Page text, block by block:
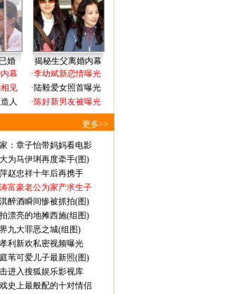
婚
揭秘生父离婚内幕
幕
见
人
·李幼斌新恋情曝光
·陆毅爱女照首曝光
·陈好新男友被曝光
更多>>
：章子怡带妈妈看电影
为马伊琍再度牵手(图)
赵忠祥十年后再携手
富豪老公为家产求生子
醉酒瞬间惨被抓拍(图)
漂亮的地摊西施(组图)
九大罪恶之城(组图)
利新欢私密视频曝光
苇可爱儿子最新照(图)
进入搜狐娱乐影视库
史上最般配的十对情侣